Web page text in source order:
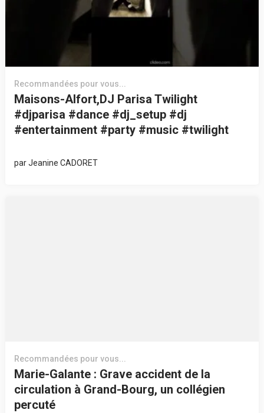
Recommandées pour vous...
Maisons-Alfort,DJ Parisa Twilight
#djparisa #dance #dj_setup #dj
#entertainment #party #music #twilight
parJeanine CADORET
Recommandées pour vous...
Marie-Galante : Grave accident de la
circulation à Grand-Bourg, un collégien
percuté